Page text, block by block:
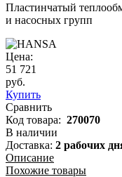
Пластинчатый
и насосных групп
Цена:
51 721
руб.
Купить
Сравнить
Код товара: 270070
В наличии
Доставка: 2 рабочих
Описание
Похожие товары